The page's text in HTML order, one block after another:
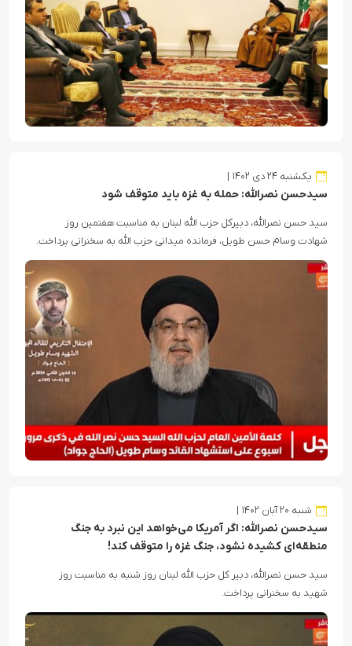
یکشنبه ۲۴ دی ۱۴۰۲
سیدحسن نصرالله: حمله به غزه باید متوقف شود
سید حسن نصرالله، دبیرکل حزب الله لبنان به مناسبت هفتمین روز
شهادت وسام حسن طویل، فرمانده میدانی حزب الله به سخنرانی پرداخت.
شنبه ۲۰ آبان ۱۴۰۲
سیدحسن نصرالله: اگر آمریکا می‌خواهد این نبرد به جنگ
منطقه‌ای کشیده نشود، جنگ غزه را متوقف کند!
سید حسن نصرالله، دبیر کل حزب الله لبنان روز شنبه به مناسبت روز
شهید به سخنرانی پرداخت.